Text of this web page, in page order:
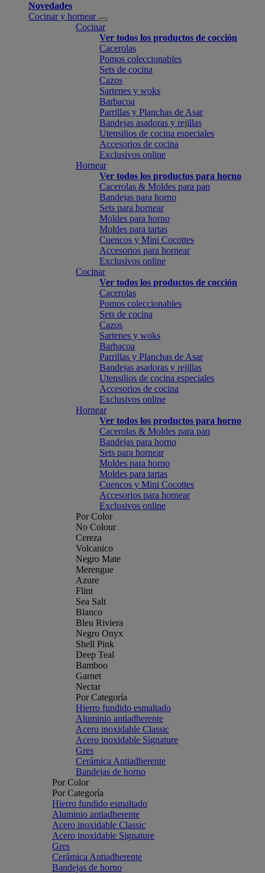
Novedades
Cocinar y hornear
Cocinar
Ver todos los productos de cocción
Cacerolas
Pomos coleccionables
Sets de cocina
Cazos
Sartenes y woks
Barbacoa
Parrillas y Planchas de Asar
Bandejas asadoras y rejillas
Utensilios de cocina especiales
Accesorios de cocina
Exclusivos online
Hornear
Ver todos los productos para horno
Cacerolas & Moldes para pan
Bandejas para horno
Sets para hornear
Moldes para horno
Moldes para tartas
Cuencos y Mini Cocottes
Accesorios para hornear
Exclusivos online
Cocinar
Ver todos los productos de cocción
Cacerolas
Pomos coleccionables
Sets de cocina
Cazos
Sartenes y woks
Barbacoa
Parrillas y Planchas de Asar
Bandejas asadoras y rejillas
Utensilios de cocina especiales
Accesorios de cocina
Exclusivos online
Hornear
Ver todos los productos para horno
Cacerolas & Moldes para pan
Bandejas para horno
Sets para hornear
Moldes para horno
Moldes para tartas
Cuencos y Mini Cocottes
Accesorios para hornear
Exclusivos online
Por Color
No Colour
Cereza
Volcanico
Negro Mate
Merengue
Azure
Flint
Sea Salt
Blanco
Bleu Riviera
Negro Onyx
Shell Pink
Deep Teal
Bamboo
Garnet
Nectar
Por Categoría
Hierro fundido esmaltado
Aluminio antiadherente
Acero inoxidable Classic
Acero inoxidable Signature
Gres
Cerámica Antiadherente
Bandejas de horno
Por Color
Por Categoría
Hierro fundido esmaltado
Aluminio antiadherente
Acero inoxidable Classic
Acero inoxidable Signature
Gres
Cerámica Antiadherente
Bandejas de horno